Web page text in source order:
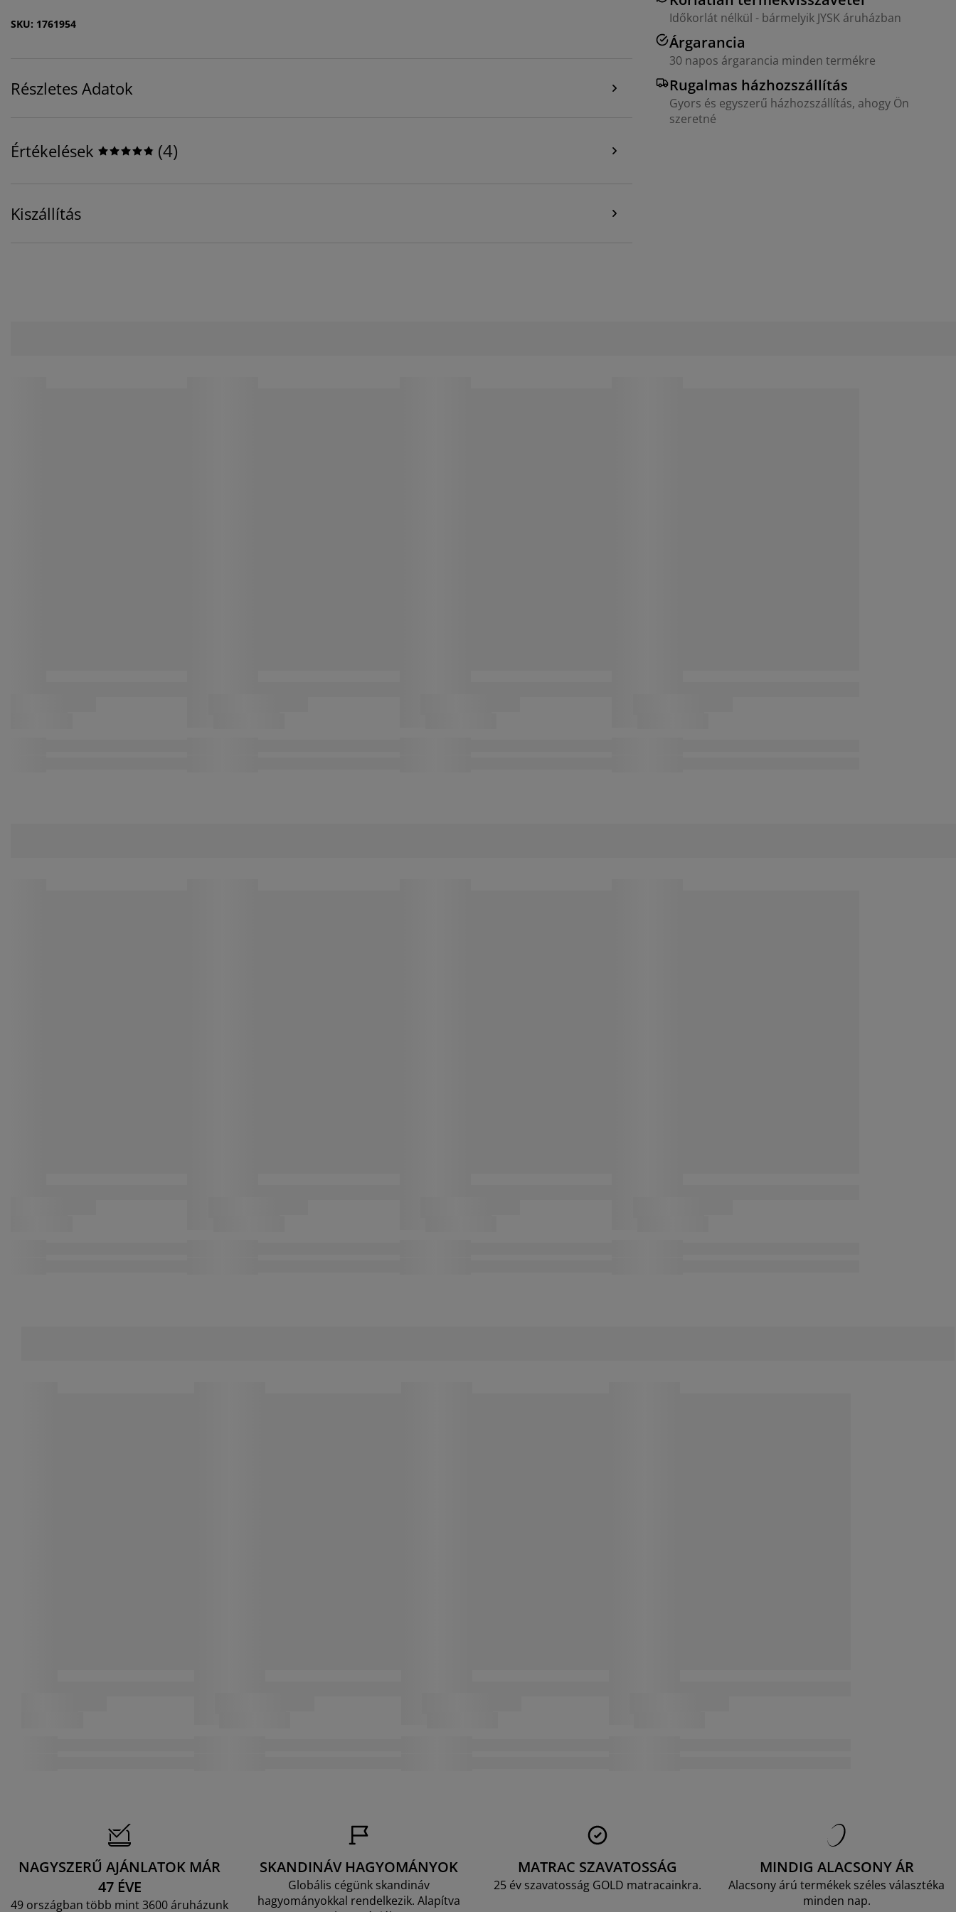
Időkorlát nélkül - bármelyik JYSK áruházban
Árgarancia
30 napos árgarancia minden termékre
Rugalmas házhozszállítás
Gyors és egyszerű házhozszállítás, ahogy Ön
szeretné
SKU: 1761954
Részletes Adatok
Értékelések (4)
Kiszállítás
NAGYSZERŰ AJÁNLATOK MÁR
47 ÉVE
49 országban több mint 3600 áruházunk
SKANDINÁV HAGYOMÁNYOK
Globális cégünk skandináv
hagyományokkal rendelkezik. Alapítva
MATRAC SZAVATOSSÁG
25 év szavatosság GOLD matracainkra.
MINDIG ALACSONY ÁR
Alacsony árú termékek széles választéka
minden nap.